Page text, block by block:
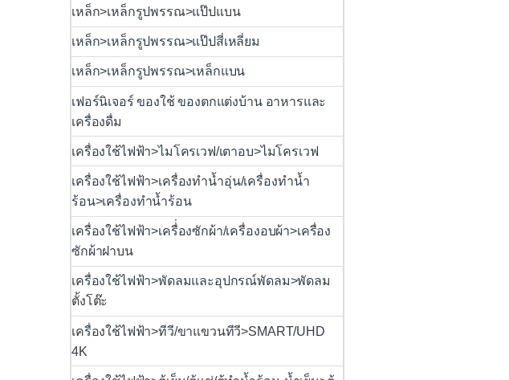
เหล็ก>เหล็กรูปพรรณ>แป๊ปแบน
เหล็ก>เหล็กรูปพรรณ>แป๊ปสี่เหลี่ยม
เหล็ก>เหล็กรูปพรรณ>เหล็กแบน
เฟอร์นิเจอร์ ของใช้ ของตกแต่งบ้าน อาหารและ
เครื่องดื่ม
เครื่องใช้ไฟฟ้า>ไมโครเวฟ/เตาอบ>ไมโครเวฟ
เครื่องใช้ไฟฟ้า>เครื่องทำน้ำอุ่น/เครื่องทำน้ำ
ร้อน>เครื่องทำน้ำร้อน
เครื่องใช้ไฟฟ้า>เครื่่องซักผ้า/เครื่องอบผ้า>เครื่อง
ซักผ้าฝาบน
เครื่องใช้ไฟฟ้า>พัดลมและอุปกรณ์พัดลม>พัดลม
ตั้งโต๊ะ
เครื่องใช้ไฟฟ้า>ทีวี/ขาแขวนทีวี>SMART/UHD
4K